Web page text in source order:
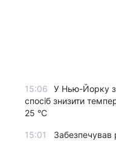
15:06
У Нью-Йорку
спосіб знизити
25 °C
15:01